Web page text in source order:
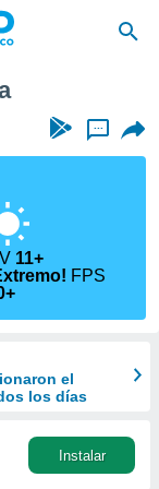
...
11+
FPS
el
los días
Instalar